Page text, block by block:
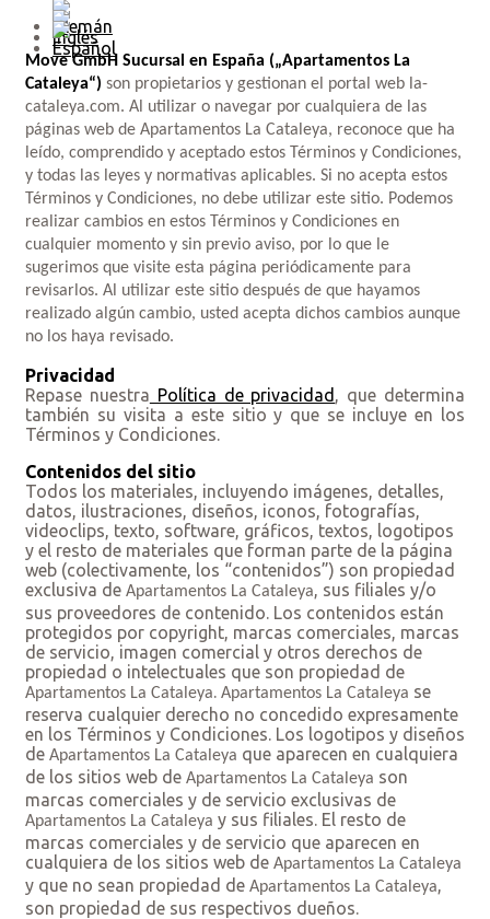
Move GmbH Sucursal en España („Apartamentos La
Cataleya“) son propietarios y gestionan el portal web la-
cataleya.com. Al utilizar o navegar por cualquiera de las
páginas web de Apartamentos La Cataleya, reconoce que ha
leído, comprendido y aceptado estos Términos y Condiciones,
y todas las leyes y normativas aplicables. Si no acepta estos
Términos y Condiciones, no debe utilizar este sitio. Podemos
realizar cambios en estos Términos y Condiciones en
cualquier momento y sin previo aviso, por lo que le
sugerimos que visite esta página periódicamente para
revisarlos. Al utilizar este sitio después de que hayamos
realizado algún cambio, usted acepta dichos cambios aunque
no los haya revisado.
Privacidad
Repase nuestra Política de privacidad , que determina
también su visita a este sitio y que se incluye en los
Términos y Condiciones.
Contenidos del sitio
Todos los materiales, incluyendo imágenes, detalles,
datos, ilustraciones, diseños, iconos, fotografías,
videoclips, texto, software, gráficos, textos, logotipos
y el resto de materiales que forman parte de la página
web (colectivamente, los “contenidos”) son propiedad
exclusiva de Apartamentos La Cataleya, sus filiales y/o
sus proveedores de contenido. Los contenidos están
protegidos por copyright, marcas comerciales, marcas
de servicio, imagen comercial y otros derechos de
propiedad o intelectuales que son propiedad de
Apartamentos La Cataleya. Apartamentos La Cataleya se
reserva cualquier derecho no concedido expresamente
en los Términos y Condiciones. Los logotipos y diseños
de Apartamentos La Cataleya que aparecen en cualquiera
de los sitios web de Apartamentos La Cataleya son
marcas comerciales y de servicio exclusivas de
Apartamentos La Cataleya y sus filiales. El resto de
marcas comerciales y de servicio que aparecen en
cualquiera de los sitios web de Apartamentos La Cataleya
y que no sean propiedad de Apartamentos La Cataleya,
son propiedad de sus respectivos dueños.